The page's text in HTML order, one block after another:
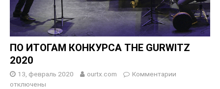
ПО ИТОГАМ КОНКУРСА THE GURWITZ
2020
13, февраль 2020 ourtx.com
Комментарии
отключены